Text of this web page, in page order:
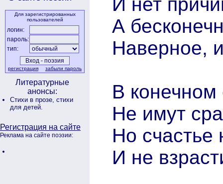
Для зарегистрированных
пользователей
логин:
пароль:
тип:
регистрация забыли пароль
Литературные
анонсы:
Стихи в прозе, стихи
для детей.
Регистрация на сайте
Реклама на сайте поэзии:
А
Наверное,
В
Не имут
Но счастье
И не